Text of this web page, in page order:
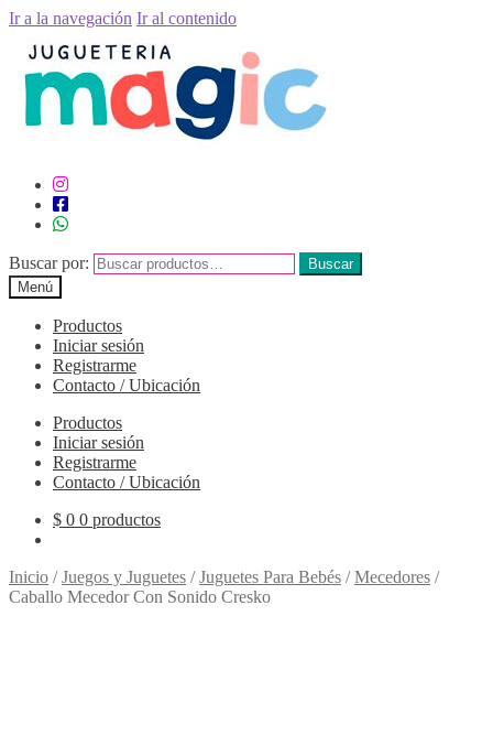
Ir a la navegación Ir al contenido
Buscar por:
Buscar
Menú
Productos
Iniciar sesión
Registrarme
Contacto / Ubicación
Productos
Iniciar sesión
Registrarme
Contacto / Ubicación
$ 0 0 productos
Inicio /Juegos y Juguetes /Juguetes Para Bebés /Mecedores /
Caballo Mecedor Con Sonido Cresko